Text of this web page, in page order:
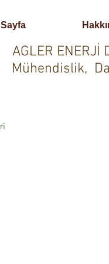
AGLER ENERJİ
Mühendislik,